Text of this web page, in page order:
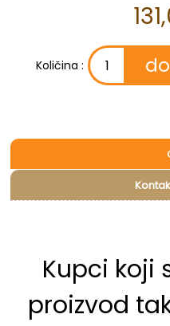
Količina :
Kupci koji
proizvod